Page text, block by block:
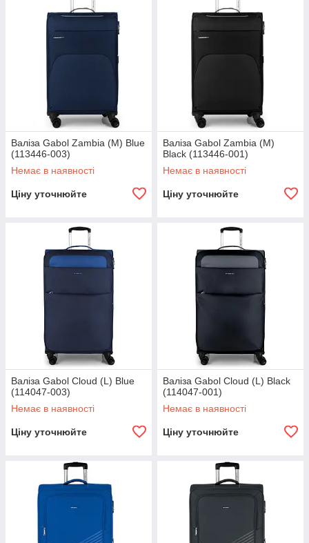
Валіза Gabol Zambia (M) Blue
(113446-003)
Немає в наявності
Ціну уточнюйте
Валіза Gabol Zambia (M)
Black (113446-001)
Немає в наявності
Ціну уточнюйте
Валіза Gabol Cloud (L) Blue
(114047-003)
Немає в наявності
Ціну уточнюйте
Валіза Gabol Cloud (L) Black
(114047-001)
Немає в наявності
Ціну уточнюйте